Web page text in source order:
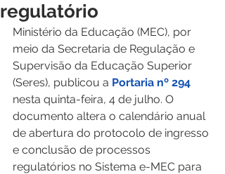
regulatório
Ministério da Educação (MEC), por
meio da Secretaria de Regulação e
Supervisão da Educação Superior
(Seres), publicou a Portaria nº 294
nesta quinta-feira, 4 de julho. O
documento altera o calendário anual
de abertura do protocolo de ingresso
e conclusão de processos
regulatórios no Sistema e-MEC para